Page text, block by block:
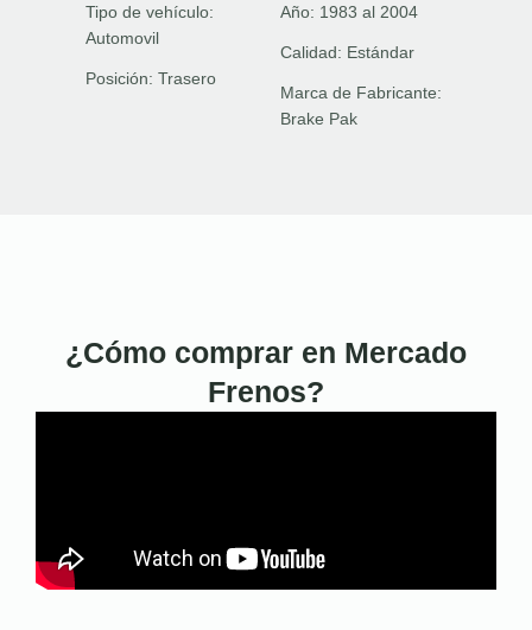
Tipo de vehículo:
Automovil
Posición: Trasero
Año: 1983 al 2004
Calidad: Estándar
Marca de Fabricante:
Brake Pak
¿Cómo comprar en Mercado
Frenos?